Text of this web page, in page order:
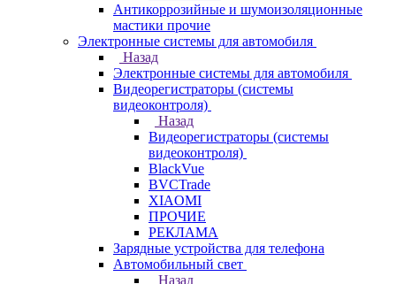
Антикоррозийные и шумоизоляционные
мастики прочие
Электронные системы для автомобиля
Назад
Электронные системы для автомобиля
Видеорегистраторы (системы
видеоконтроля)
Назад
Видеорегистраторы (системы
видеоконтроля)
BlackVue
BVCTrade
XIAOMI
ПРОЧИЕ
РЕКЛАМА
Зарядные устройства для телефона
Автомобильный свет
Назад